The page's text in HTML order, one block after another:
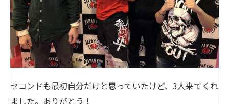
セコンドも最初自分だけと思っていたけど、3人来てくれ
ました。ありがとう！